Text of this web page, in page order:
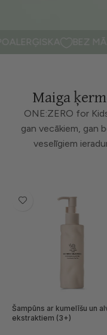
Maiga
ONE:ZERO for
gan vecākiem, gan
veselīgiem
Šampūns ar kumelīšu un
ekstraktiem (3+)